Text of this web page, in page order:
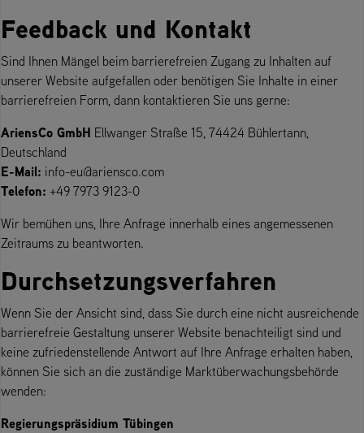
Feedback und Kontakt
Sind Ihnen Mängel beim barrierefreien Zugang zu Inhalten auf
unserer Website aufgefallen oder benötigen Sie Inhalte in einer
barrierefreien Form, dann kontaktieren Sie uns gerne:
AriensCo GmbH Ellwanger Straße 15, 74424 Bühlertann,
Deutschland
E-Mail: info-eu@ariensco.com
Telefon: +49 7973 9123-0
Wir bemühen uns, Ihre Anfrage innerhalb eines angemessenen
Zeitraums zu beantworten.
Durchsetzungsverfahren
Wenn Sie der Ansicht sind, dass Sie durch eine nicht ausreichende
barrierefreie Gestaltung unserer Website benachteiligt sind und
keine zufriedenstellende Antwort auf Ihre Anfrage erhalten haben,
können Sie sich an die zuständige Marktüberwachungsbehörde
wenden:
Regierungspräsidium Tübingen